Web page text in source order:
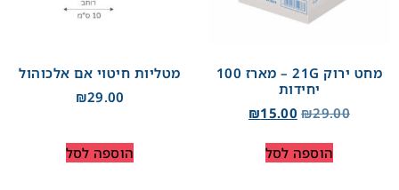
מחט ירוק 21G – מארז 100
יחידות
₪29.00
₪15.00
הוספה לסל
מטליות חיטוי אם אלכוהול
₪29.00
הוספה לסל